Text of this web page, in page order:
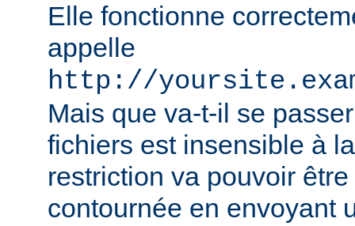
Elle fonctionne
appelle
http://
Mais que va-t-il se
fichiers est insensible à
restriction va pouvoir
contournée en envoyant